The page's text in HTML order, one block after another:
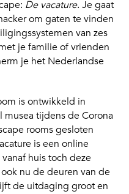
De vacature. Je gaat
om gaten te vinden
van zes
je familie of vrienden
je het Nederlandse
is ontwikkeld in
musea tijdens de Corona
rooms gesloten
is een online
huis toch deze
nu de deuren van de
de uitdaging groot en